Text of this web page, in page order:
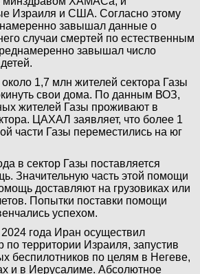
Израиля и США. Согласно этому
завышал данные о
случаи смертей по естественным
завышал число
1,7 млн жителей сектора Газы
свои дома. По данным ВОЗ,
жителей Газы проживают в
ЦАХАЛ заявляет, что более 1
части Газы переместились на юг
в сектор Газы поставляется
Значительную часть этой помощи
доставляют на грузовиках или
Попытки поставки помощи
успехом.
года Иран осуществил
территории Израиля, запустив
беспилотников по целям в Негеве,
и в Иерусалиме. Абсолютное